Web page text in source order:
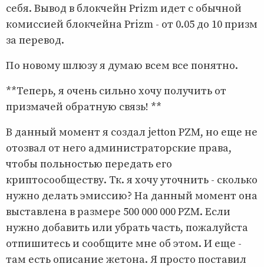
себя. Вывод в блокчейн Prizm идет с обычной
комиссией блокчейна Prizm - от 0.05 до 10 призм
за перевод.
По новому шлюзу я думаю всем все понятно.
**Теперь, я очень сильно хочу получить от
призмачей обратную связь! **
В данный момент я создал jetton PZM, но еще не
отозвал от него администраторские права,
чтобы польностью передать его
криптосообществу. Тк. я хочу уточнить - сколько
нужно делать эмиссию? На данный момент она
выставлена в размере 500 000 000 PZM. Если
нужно добавить или убрать часть, пожалуйста
отпишитесь и сообщите мне об этом. И еще -
там есть описание жетона. Я просто поставил